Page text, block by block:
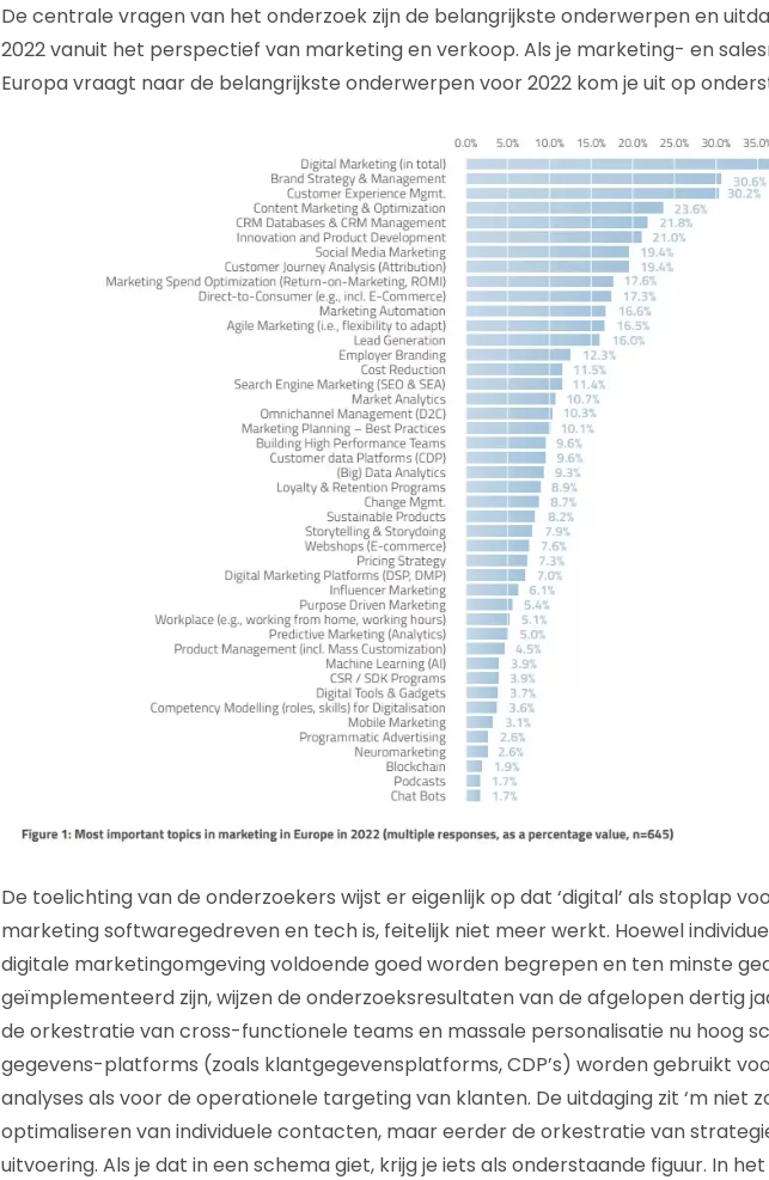
De centrale vragen van het onderzoek zijn de belangrijkste onderwerpen en
2022 vanuit het perspectief van marketing en verkoop. Als je marketing- en
Europa vraagt ​​naar de belangrijkste onderwerpen voor 2022 kom je uit op
De toelichting van de onderzoekers wijst er eigenlijk op dat ‘digital’ als stoplap
marketing softwaregedreven en tech is, feitelijk niet meer werkt. Hoewel
digitale marketingomgeving voldoende goed worden begrepen en ten minste
geïmplementeerd zijn, wijzen de onderzoeksresultaten van de afgelopen dertig
de orkestratie van cross-functionele teams en massale personalisatie nu hoog
gegevens-platforms (zoals klantgegevensplatforms, CDP’s) worden gebruikt
analyses als voor de operationele targeting van klanten. De uitdaging zit ‘m niet
optimaliseren van individuele contacten, maar eerder de orkestratie van
uitvoering. Als je dat in een schema giet, krijg je iets als onderstaande figuur. In